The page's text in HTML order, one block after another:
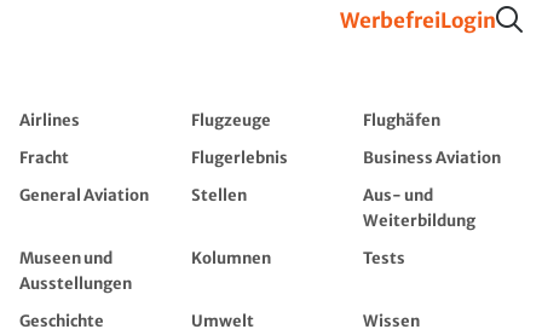
WerbefreiLogin
Airlines Flugzeuge
Flughäfen
Fracht
Flugerlebnis
Business Aviation
General Aviation
Stellen
Aus- und
Weiterbildung
Museen und
Ausstellungen
Kolumnen Tests
Geschichte Umwelt
Wissen